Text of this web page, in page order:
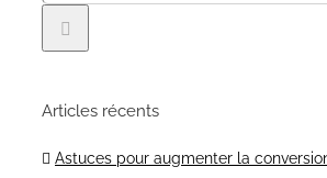
Articles récents
Astuces pour augmenter la